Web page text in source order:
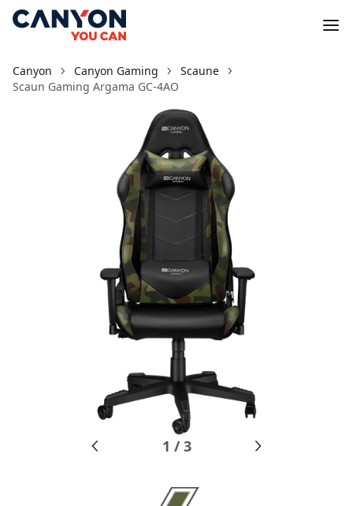
Canyon Canyon Gaming
Scaune
Scaun Gaming Argama GC-4AO
1 /3